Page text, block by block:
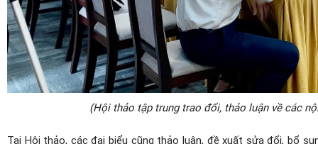
(Hội thảo tập trung trao đổi, thảo luận về các
Tại Hội thảo, các đại biểu cũng thảo luận, đề xuất sửa đổi, bổ